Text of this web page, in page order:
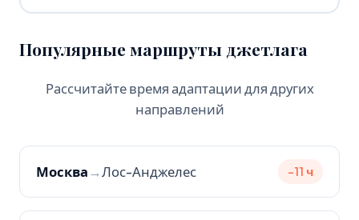
Популярные маршруты джетлага
Рассчитайте время адаптации для других
направлений
Москва→Лос-Анджелес -11 ч